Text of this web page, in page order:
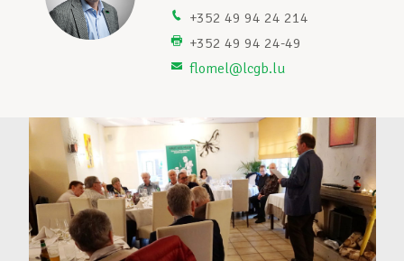
Unterstützung im Privatleben
Berufliche Weiterentwicklung
Mitglied werden
Aktuell
+352 49 94 24 214
+352 49 94 24-49
flomel@lcgb.lu